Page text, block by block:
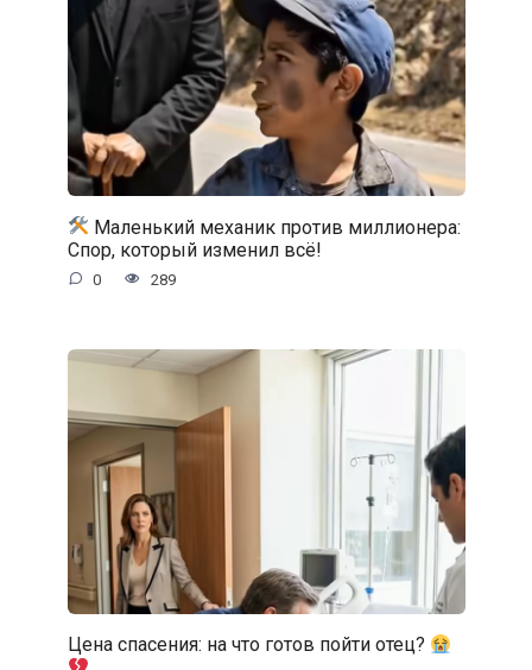
Маленький механик против миллионера:
Спор, который изменил всё!
0 289
Цена спасения: на что готов пойти отец?